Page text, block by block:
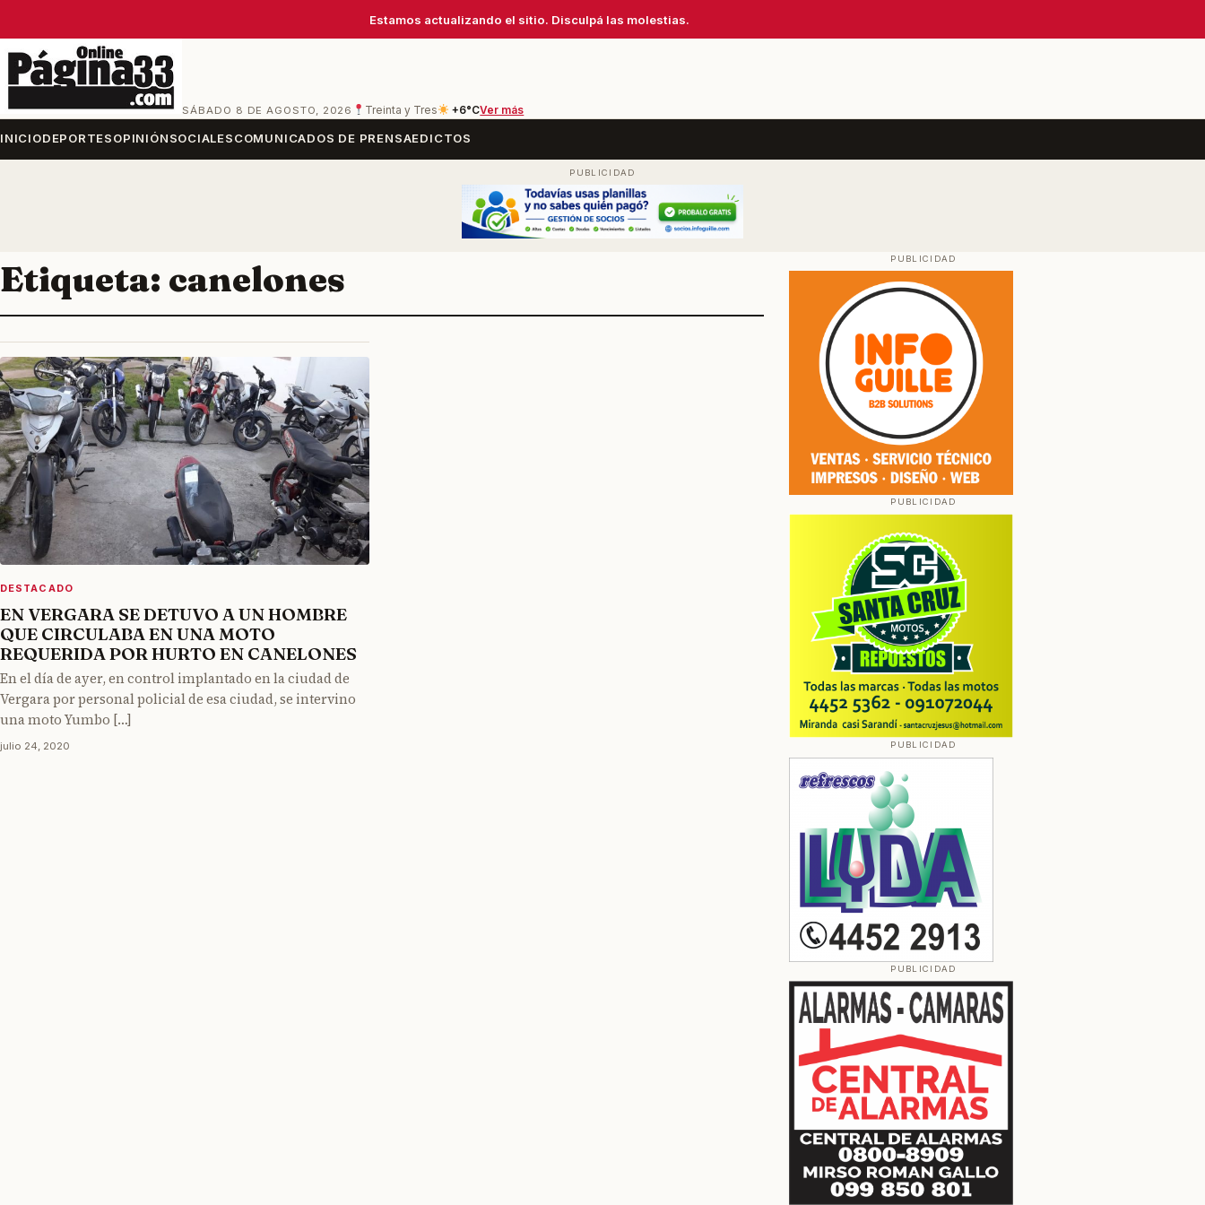
Estamos actualizando el sitio. Disculpá las molestias.
SÁBADO 8 DE AGOSTO, 2026 Treinta y Tres +6°CVer más
INICIODEPORTESOPINIÓNSOCIALESCOMUNICADOS DE PRENSAEDICTOS
Etiqueta: canelones
DESTACADO
EN VERGARA SE DETUVO A UN HOMBRE
QUE CIRCULABA EN UNA MOTO
REQUERIDA POR HURTO EN CANELONES
En el día de ayer, en control implantado en la ciudad de
Vergara por personal policial de esa ciudad, se intervino
una moto Yumbo […]
julio 24, 2020